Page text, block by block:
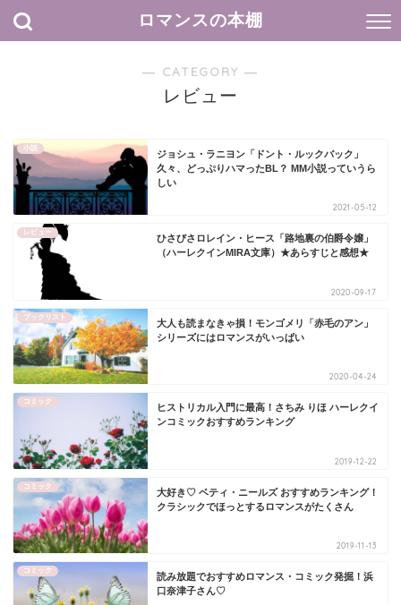
ロマンスの本棚
― CATEGORY ―
レビュー
小説
ジョシュ・ラニヨン「ドント・ルックバック」
久々、どっぷりハマったBL？ MM小説っていうら
しい
2021-05-12
レビュー
ひさびさロレイン・ヒース「路地裏の伯爵令嬢」
（ハーレクインMIRA文庫）★あらすじと感想★
2020-09-17
ブックリスト
大人も読まなきゃ損！モンゴメリ「赤毛のアン」
シリーズにはロマンスがいっぱい
2020-04-24
コミック
ヒストリカル入門に最高！さちみ りほ ハーレクイ
ンコミックおすすめランキング
2019-12-22
コミック
大好き♡ ベティ・ニールズ おすすめランキング！
クラシックでほっとするロマンスがたくさん
2019-11-13
コミック
読み放題でおすすめロマンス・コミック発掘！浜
口奈津子さん♡